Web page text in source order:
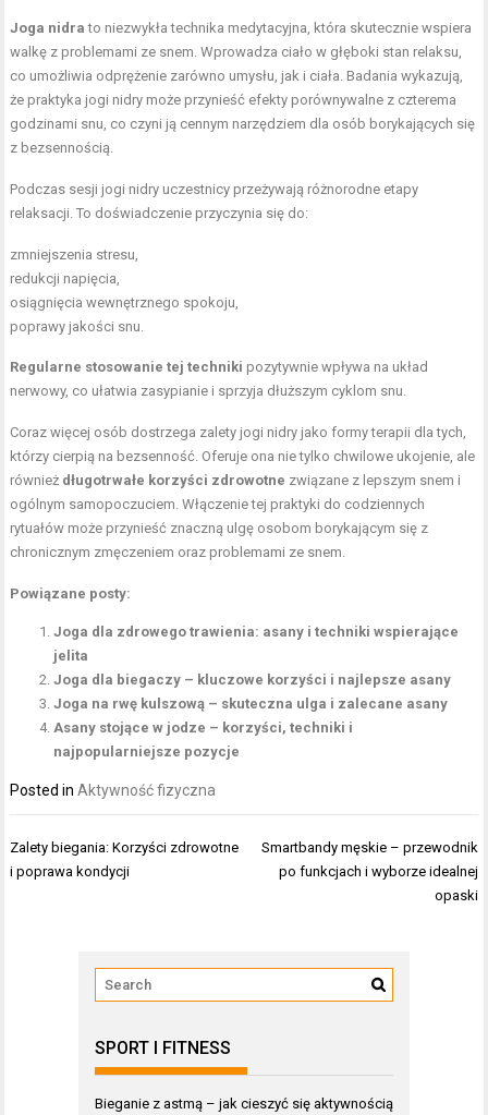
Joga nidra to niezwykła technika medytacyjna, która skutecznie wspiera
walkę z problemami ze snem. Wprowadza ciało w głęboki stan relaksu,
co umożliwia odprężenie zarówno umysłu, jak i ciała. Badania wykazują,
że praktyka jogi nidry może przynieść efekty porównywalne z czterema
godzinami snu, co czyni ją cennym narzędziem dla osób borykających się
z bezsennością.
Podczas sesji jogi nidry uczestnicy przeżywają różnorodne etapy
relaksacji. To doświadczenie przyczynia się do:
zmniejszenia stresu,
redukcji napięcia,
osiągnięcia wewnętrznego spokoju,
poprawy jakości snu.
Regularne stosowanie tej techniki pozytywnie wpływa na układ
nerwowy, co ułatwia zasypianie i sprzyja dłuższym cyklom snu.
Coraz więcej osób dostrzega zalety jogi nidry jako formy terapii dla tych,
którzy cierpią na bezsenność. Oferuje ona nie tylko chwilowe ukojenie, ale
również długotrwałe korzyści zdrowotne związane z lepszym snem i
ogólnym samopoczuciem. Włączenie tej praktyki do codziennych
rytuałów może przynieść znaczną ulgę osobom borykającym się z
chronicznym zmęczeniem oraz problemami ze snem.
Powiązane posty:
Joga dla zdrowego trawienia: asany i techniki wspierające
jelita
Joga dla biegaczy – kluczowe korzyści i najlepsze asany
Joga na rwę kulszową – skuteczna ulga i zalecane asany
Asany stojące w jodze – korzyści, techniki i
najpopularniejsze pozycje
Posted inAktywność fizyczna
Nawigacja
wpisu
Zalety biegania: Korzyści zdrowotne
i poprawa kondycji
Smartbandy męskie – przewodnik
po funkcjach i wyborze idealnej
opaski
SPORT I FITNESS
Bieganie z astmą – jak cieszyć się aktywnością